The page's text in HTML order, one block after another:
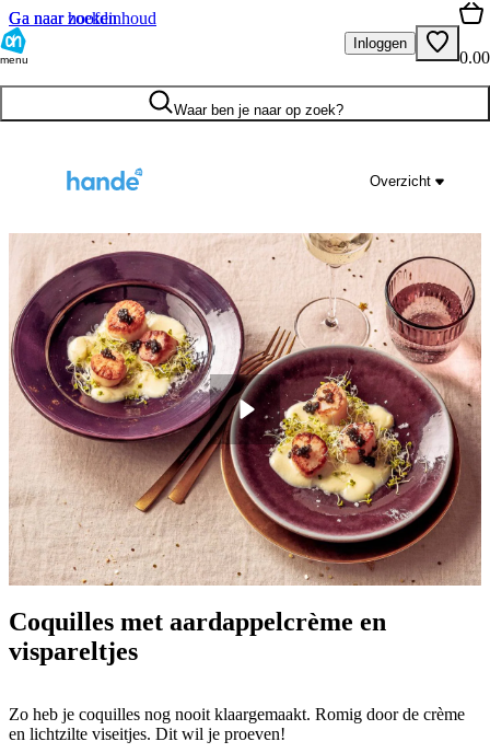
Ga naar hoofdinhoud
Ga naar zoeken
menu
Inloggen
0.00
Waar ben je naar op zoek?
Overzicht
Coquilles met aardappelcrème en
vispareltjes
Zo heb je coquilles nog nooit klaargemaakt. Romig door de crème
en lichtzilte viseitjes. Dit wil je proeven!